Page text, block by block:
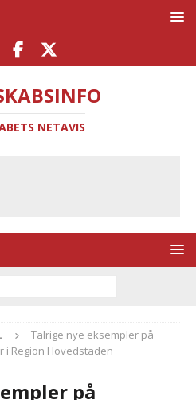
NETAVIS
Talrige nye eksempler på
i Region Hovedstaden
på